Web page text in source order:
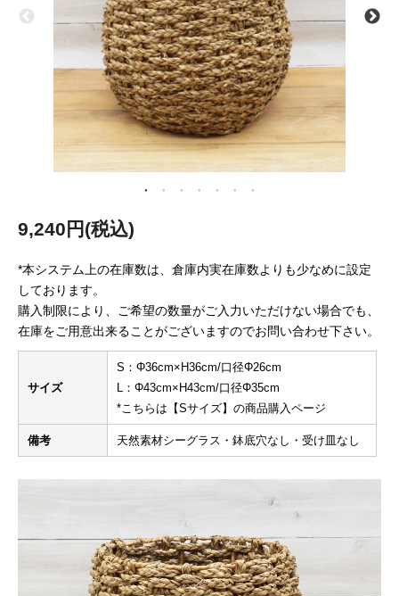
9,240円(税込)
*本システム上の在庫数は、倉庫内実在庫数よりも少なめに設定
しております。
購入制限により、ご希望の数量がご入力いただけない場合でも、
在庫をご用意出来ることがございますのでお問い合わせ下さい。
サイズ
S：Φ36cm×H36cm/口径Φ26cm
L：Φ43cm×H43cm/口径Φ35cm
*こちらは【Sサイズ】の商品購入ページ
備考 天然素材シーグラス・鉢底穴なし・受け皿なし